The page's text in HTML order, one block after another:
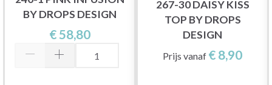
BY DROPS DESIGN
€ 58,80
267-30 DAISY KISS
TOP BY DROPS
DESIGN
Prijs vanaf € 8,90